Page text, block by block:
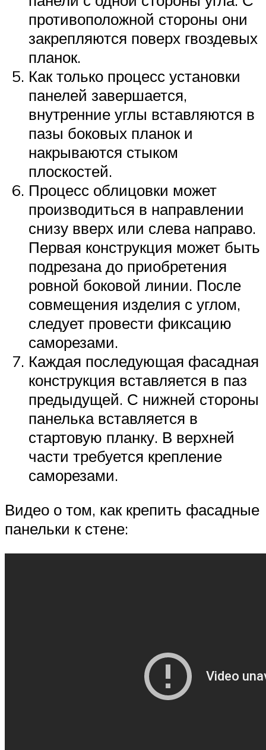
противоположной стороны они
закрепляются поверх гвоздевых
планок.
Как только процесс установки
панелей завершается,
внутренние углы вставляются в
пазы боковых планок и
накрываются стыком
плоскостей.
Процесс облицовки может
производиться в направлении
снизу вверх или слева направо.
Первая конструкция может быть
подрезана до приобретения
ровной боковой линии. После
совмещения изделия с углом,
следует провести фиксацию
саморезами.
Каждая последующая фасадная
конструкция вставляется в паз
предыдущей. С нижней стороны
панелька вставляется в
стартовую планку. В верхней
части требуется крепление
саморезами.
Видео о том, как крепить фасадные
панельки к стене: